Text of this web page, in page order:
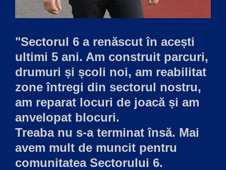
"Sectorul 6 a renăscut în acești
ultimi 5 ani. Am construit parcuri,
drumuri și școli noi, am reabilitat
zone întregi din sectorul nostru,
am reparat locuri de joacă și am
anvelopat blocuri.
Treaba nu s-a terminat însă. Mai
avem mult de muncit pentru
comunitatea Sectorului 6.